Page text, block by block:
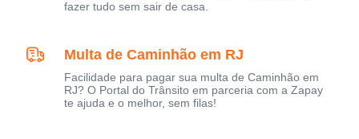
fazer tudo sem sair de casa.
Multa de Caminhão em RJ
Facilidade para pagar sua multa de Caminhão em
RJ? O Portal do Trânsito em parceria com a Zapay
te ajuda e o melhor, sem filas!